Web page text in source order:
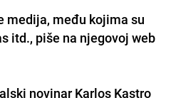
medija, među kojima su
itd., piše na njegovoj web
novinar Karlos Kastro